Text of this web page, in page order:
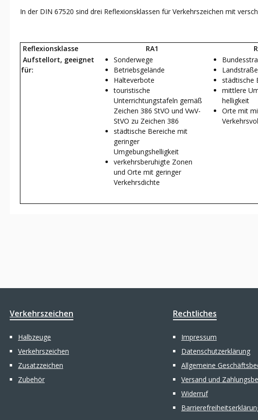
In der DIN 67520 sind drei Reflexionsklassen für Verkehrszeichen mit
Reflexionsklasse RA1
Aufstellort, geeignet
für:
Sonderwege
Betriebsgelände
Halteverbote
touristische
Unterrichtungstafeln gemäß
Zeichen 386 StVO und VwV-
StVO zu Zeichen 386
städtische Bereiche mit
geringer
Umgebungshelligkeit
verkehrsberuhigte Zonen
und Orte mit geringer
Verkehrsdichte
städtische
mittlere
helligkeit
Orte mit
Verkehrszeichen
Halbzeuge
Verkehrszeichen
Zusatzzeichen
Zubehör
Rechtliches
Impressum
Datenschutzerklärung
Allgemeine
Versand und
Widerruf